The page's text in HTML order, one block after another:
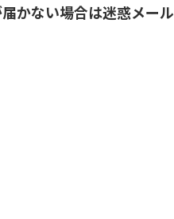
かない場合は迷惑メール